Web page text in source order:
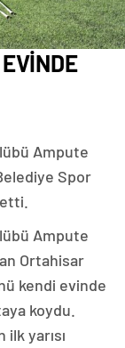
Ampute
Spor
Ampute
Ortahisar
kendi evinde
koydu.
yarısı